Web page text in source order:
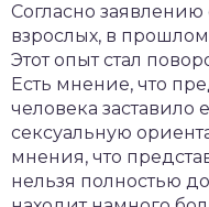
Согласно
взрослых, в
Этот опыт стал
Есть мнение, что
человека заставило
сексуальную
мнения, что
нельзя полностью